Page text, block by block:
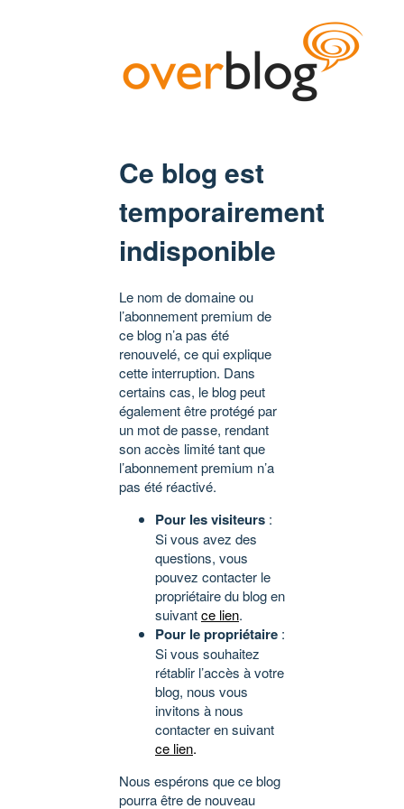
Ce blog est
temporairement
indisponible
Le nom de domaine ou
l’abonnement premium de
ce blog n’a pas été
renouvelé, ce qui explique
cette interruption. Dans
certains cas, le blog peut
également être protégé par
un mot de passe, rendant
son accès limité tant que
l’abonnement premium n’a
pas été réactivé.
Pour les visiteurs :
Si vous avez des
questions, vous
pouvez contacter le
propriétaire du blog en
suivantce lien.
Pour le propriétaire :
Si vous souhaitez
rétablir l’accès à votre
blog, nous vous
invitons à nous
contacter en suivant
ce lien.
Nous espérons que ce blog
pourra être de nouveau